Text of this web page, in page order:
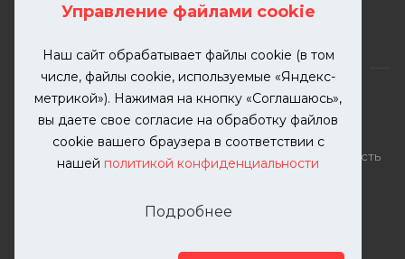
Управление файлами cookie
Наш сайт обрабатывает файлы cookie (в том
числе, файлы cookie, используемые «Яндекс-
метрикой»). Нажимая на кнопку «Соглашаюсь»,
вы даете свое согласие на обработку файлов
cookie вашего браузера в соответствии с
нашей политикой конфиденциальности
Подробнее
2026 © KUTUZOVV | Кузовной ремонт и покраска
автомобилей. Вся информация на сайте – собственность
разрешения запрещена. Все права защищены.
Телефон: 8(499)-302-00-57